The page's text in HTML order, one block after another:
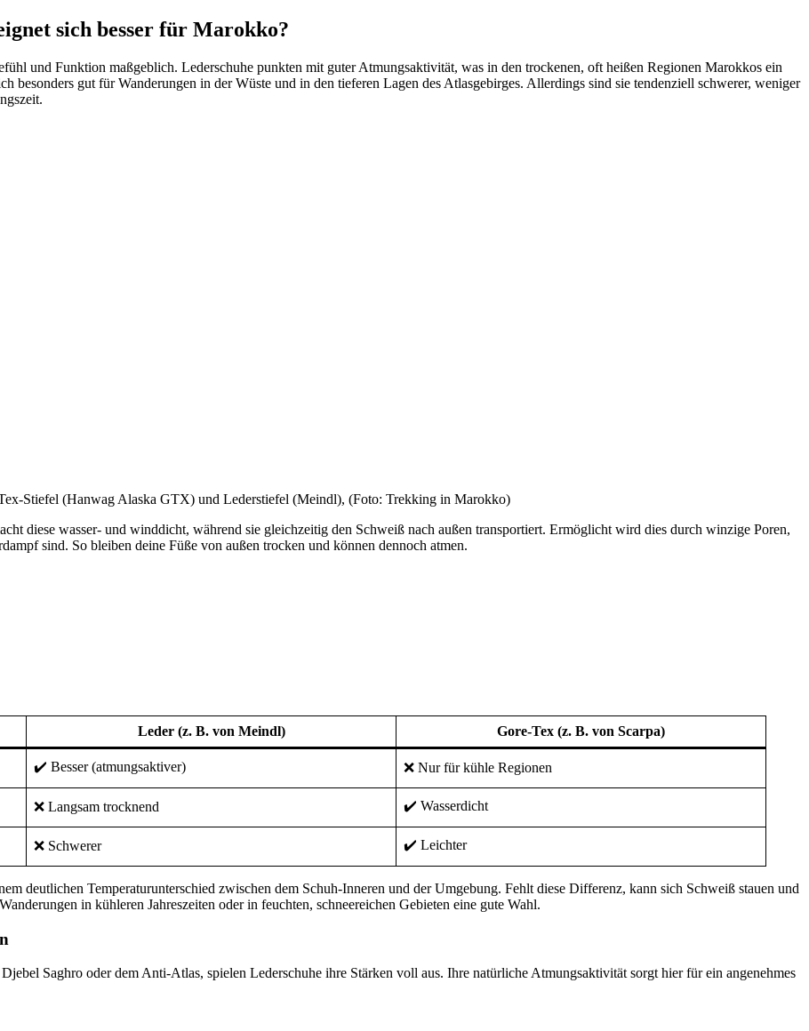
sich besser für Marokko?
und Funktion maßgeblich. Lederschuhe punkten mit guter Atmungsaktivität, was in den trockenen, oft heißen Regionen Marokkos ein
besonders gut für Wanderungen in der Wüste und in den tieferen Lagen des Atlasgebirges. Allerdings sind sie tendenziell schwerer, weniger
Stiefel (Hanwag Alaska GTX) und Lederstiefel (Meindl), (Foto: Trekking in Marokko)
diese wasser- und winddicht, während sie gleichzeitig den Schweiß nach außen transportiert. Ermöglicht wird dies durch winzige Poren,
sind. So bleiben deine Füße von außen trocken und können dennoch atmen.
Leder (z. B. von Meindl) Gore-Tex (z. B. von Scarpa)
✔️ Besser (atmungsaktiver) ❌ Nur für kühle Regionen
❌ Langsam trocknend ✔️ Wasserdicht
❌ Schwerer ✔️ Leichter
deutlichen Temperaturunterschied zwischen dem Schuh-Inneren und der Umgebung. Fehlt diese Differenz, kann sich Schweiß stauen und
in kühleren Jahreszeiten oder in feuchten, schneereichen Gebieten eine gute Wahl.
Saghro oder dem Anti-Atlas, spielen Lederschuhe ihre Stärken voll aus. Ihre natürliche Atmungsaktivität sorgt hier für ein angenehmes